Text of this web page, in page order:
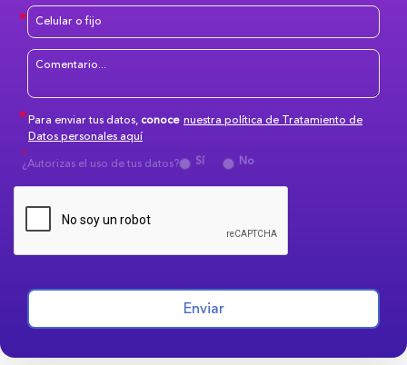
Para enviar tus datos,conoce nuestra política de Tratamiento de
Datos personales aquí
¿Autorizas el uso de tus datos?
Sí No
Enviar